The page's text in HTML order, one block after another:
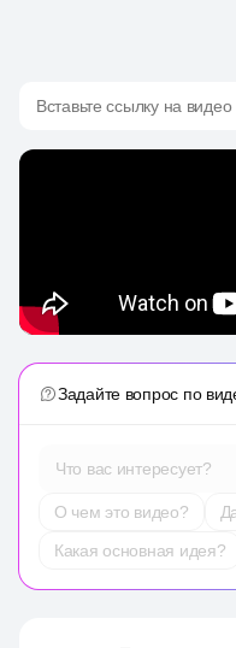
Вставьте ссылку на видео
Задайте вопрос по
Что вас интересует?
О чем это видео?
Какая основная идея?